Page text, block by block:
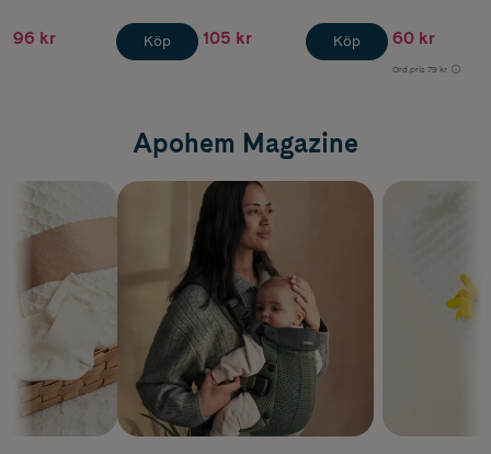
96 kr Köp 105 kr Köp 60 kr
Ord.pris 79 kr
Apohem Magazine